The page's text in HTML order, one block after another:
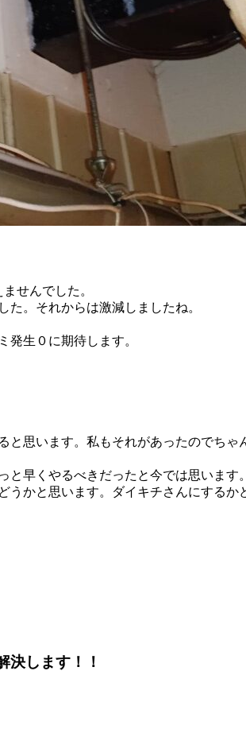
せんでした。
。それからは激減しましたね。
生０に期待します。
思います。私もそれがあったのでち
早くやるべきだったと今では思います。
かと思います。ダイキチさんにする
決します！！